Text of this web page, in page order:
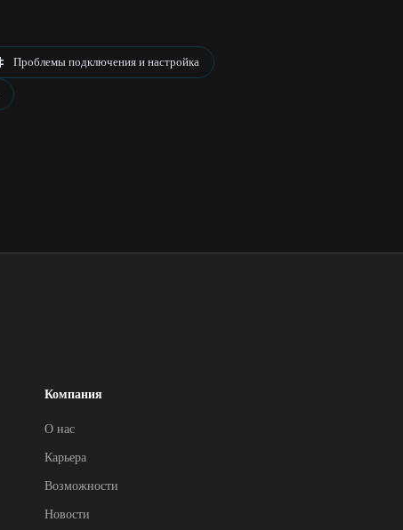
Проблемы подключения и настройка
Компания
О нас
Карьера
Возможности
Новости